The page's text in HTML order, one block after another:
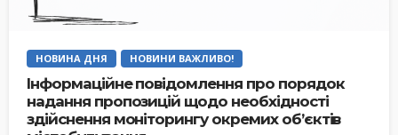
НОВИНА ДНЯ НОВИНИ ВАЖЛИВО!
Інформаційне повідомлення про порядок
надання пропозицій щодо необхідності
здійснення моніторингу окремих об’єктів